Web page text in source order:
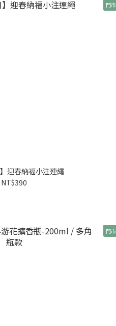
迎春納福小注連繩
NT$390
門
門